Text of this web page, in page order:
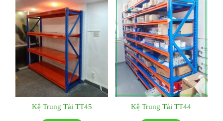
Kệ Trung Tải TT45 Kệ Trung Tải TT44